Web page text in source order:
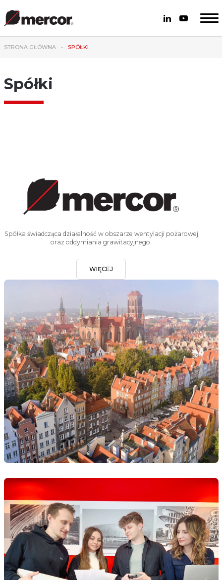
STRONA GŁÓWNA SPÓŁKI
Spółki
Spółka świadcząca działalność w obszarze wentylacji pożarowej
oraz oddymiania grawitacyjnego.
WIĘCEJ